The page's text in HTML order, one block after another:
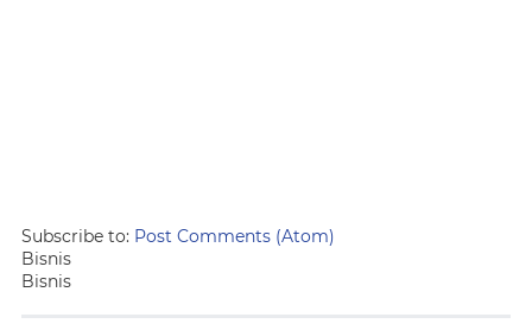
Subscribe to: Post Comments (Atom)
Bisnis
Bisnis